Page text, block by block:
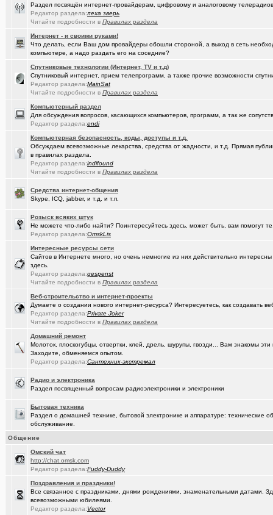
Кто такой человек?(kinslayer)
Фото форумчан(елочник)
Старости Омска.(Молодец.) +159
Мьюинг за 3 минуты(tramov)
Красивая одежда для худеньких девушек (размер 40-42)
Забор из профнастила, как правильно?
А у кого это сегодня День рождения?
Восстановление информации с HDD, SSD, Flash. Ремонт HDD. (Винчесте..)
Любимая Люлюня, с днём рождения!
Авто под заказ по России(Artem178)
мнение оппозиции(DEMON)
Как вставать в 5 утра без вреда для здоровья?
Обсуждения фотографий форумчан (на позитивной волне) - 4(avd173791)
FM-радиостанции в Омске и Омской области
Где хорошие кроссовки купить? (tramov)
клипы, поднимающие русский (российский) дух.(k9zxc) +245
На что обратить внимание при выборе жены?
Zennoposter мой опыт использования
Где купить ?(Alex4114) +1
.,.(DEMON)
Техника и другие товары с гарантией в наличии и под заказ
Brugmann,VEKA,Gealan - надёжные Балконы и Окна ПВХ в Омске.
Добро пожаловать! Принципы общения на Омском форуме!(AlexAdmin)
Цифровое телевидение в Омске
Раздел посвящён интернет-провайдерам, цифровому и аналоговому
Редактор раздела:леха зверь
Читайте подробности в Правилах раздела
Интернет - и своими руками!
Что делать, если Ваш дом провайдеры обошли стороной, а выход в сеть
компьютере, а надо раздать его на соседние?
Спутниковые технологии (Интернет, TV и т.д)
Спутниковый интернет, прием телепрограмм, а также прочие возможности
Редактор раздела:MainSat
Читайте подробности в Правилах раздела
Компьютерный раздел
Для обсуждения вопросов, касающихся компьютеров, программ, а так же
Редактор раздела:endi
Компьютерная безопасность, коды, доступы и т.д.
Обсуждаем всевозможные лекарства, средства от жадности, и т.д. Прямая
в правилах раздела.
Редактор раздела:indifound
Читайте подробности в Правилах раздела
Средства интернет-общения
Skype, ICQ, jabber, и т.д. и т.п.
Розыск всяких штук
Не можете что-либо найти? Поинтересуйтесь здесь, может быть, вам помогут
Редактор раздела:OmskLis
Интересные ресурсы сети
Сайтов в Интернете много, но очень немногие из них действительно
здесь.
Редактор раздела:gespenst
Читайте подробности в Правилах раздела
Веб-строительство и интернет-проекты
Думаете о создании нового интернет-ресурса? Интересуетесь, как создавать
Редактор раздела:Private Joker
Читайте подробности в Правилах раздела
Домашний ремонт
Молоток, плоскогубцы, отвертки, клей, дрель, шурупы, гвозди... Вам знакомы
Заходите, обменяемся опытом.
Редактор раздела:Сантехник-экстремал
Радио и электроника
Раздел посвященный вопросам радиоэлектроники и электроники
Бытовая техника
Раздел о домашней технике, бытовой электронике и аппаратуре: технические
обслуживание.
Общение
Oмский чат
http://chat.omsk.com
Редактор раздела:Fuddy-Duddy
Поздравления и праздники!
Все связанное с праздниками, днями рождениями, знаменательными датами.
всевозможными юбилеями.
Редактор раздела:Vector